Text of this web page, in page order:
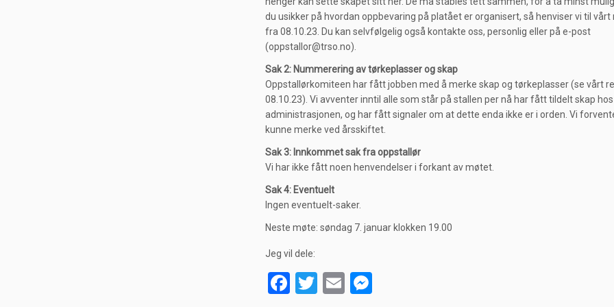
du usikker på hvordan oppbevaring på platået er organisert, så henviser vi til
fra 08.10.23. Du kan selvfølgelig også kontakte oss, personlig eller på e-post
(oppstallor@trso.no).
Sak 2: Nummerering av tørkeplasser og skap
Oppstallørkomiteen har fått jobben med å merke skap og tørkeplasser (se vårt
08.10.23). Vi avventer inntil alle som står på stallen per nå har fått tildelt skap hos
administrasjonen, og har fått signaler om at dette enda ikke er i orden. Vi
kunne merke ved årsskiftet.
Sak 3: Innkommet sak fra oppstallør
Vi har ikke fått noen henvendelser i forkant av møtet.
Sak 4: Eventuelt
Ingen eventuelt-saker.
Neste møte: søndag 7. januar klokken 19.00
Jeg vil dele:
F
T
E